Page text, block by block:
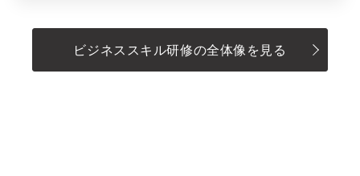
ビジネススキル研修の全体像を見る